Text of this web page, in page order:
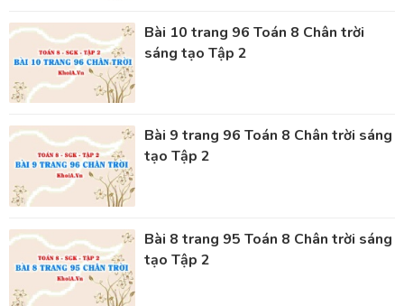
Bài 10 trang 96 Toán 8 Chân trời
sáng tạo Tập 2
Bài 9 trang 96 Toán 8 Chân trời sáng
tạo Tập 2
Bài 8 trang 95 Toán 8 Chân trời sáng
tạo Tập 2